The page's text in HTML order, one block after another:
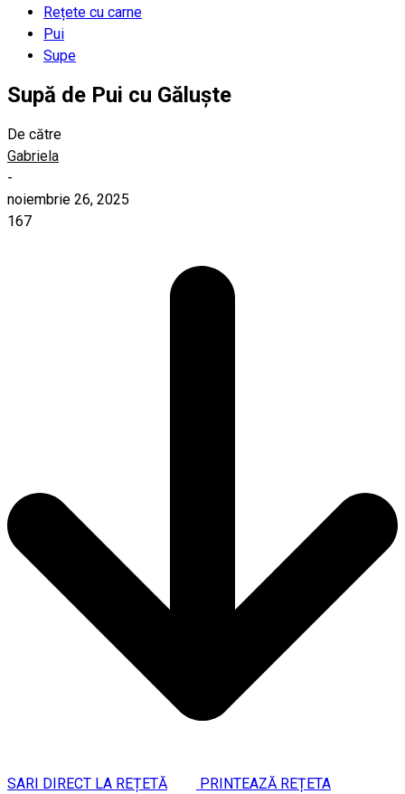
Rețete cu carne
Pui
Supe
Supă de Pui cu Găluște
De către
Gabriela
-
noiembrie 26, 2025
167
SARI DIRECT LA REȚETĂ PRINTEAZĂ REȚETA